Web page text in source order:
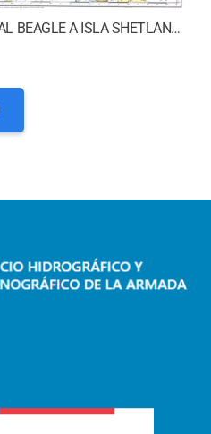
CARTA SHOA N° 580 – CANAL BEAGLE A ISLA SHETLAND DEL SUR